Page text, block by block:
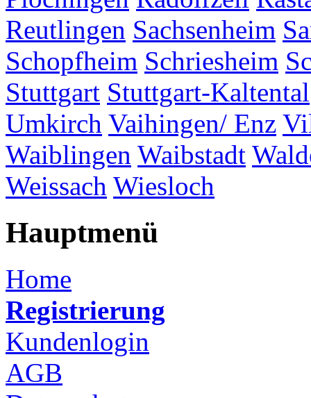
Reutlingen Sachsenheim
Schopfheim Schriesheim
Stuttgart Stuttgart-Kaltental
Umkirch Vaihingen/ Enz
Waiblingen Waibstadt
Weissach Wiesloch
Hauptmenü
Home
Registrierung
Kundenlogin
AGB